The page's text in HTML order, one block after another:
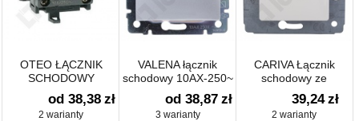
OTEO ŁĄCZNIK
SCHODOWY
od 38,38 zł
2 warianty
VALENA łącznik
schodowy 10AX-250~
od 38,87 zł
3 warianty
CARIVA Łącznik
schodowy ze
wskaźnikiem 10AX-
250V~
39,24 zł
2 warianty